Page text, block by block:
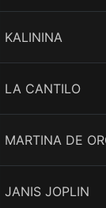
KALININA
LA CANTILO
MARTINA DE
JANIS JOPLIN